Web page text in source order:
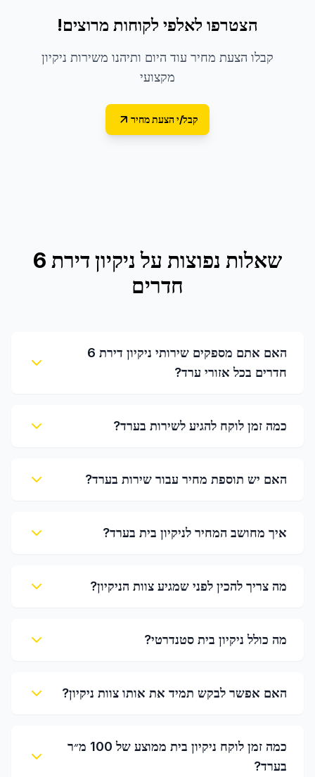
הצטרפו לאלפי לקוחות מרוצים!
קבלו הצעת מחיר עוד היום ותיהנו משירות ניקיון
מקצועי
קבל/י הצעת מחיר
שאלות נפוצות על
ניקיון דירת 6
חדרים
האם אתם מספקים שירותי ניקיון דירת 6
חדרים בכל אזורי ערד?
כמה זמן לוקח להגיע לשירות בערד?
האם יש תוספת מחיר עבור שירות בערד?
איך מחושב המחיר לניקיון בית בערד?
מה צריך להכין לפני שמגיע צוות הניקיון?
מה כולל ניקיון בית סטנדרטי?
האם אפשר לבקש תמיד את אותו צוות ניקיון?
כמה זמן לוקח ניקיון בית ממוצע של 100 מ״ר
בערד?